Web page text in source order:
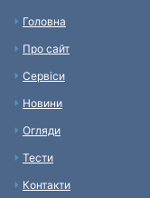
Головна
Про сайт
Сервіси
Новини
Огляди
Тести
Контакти